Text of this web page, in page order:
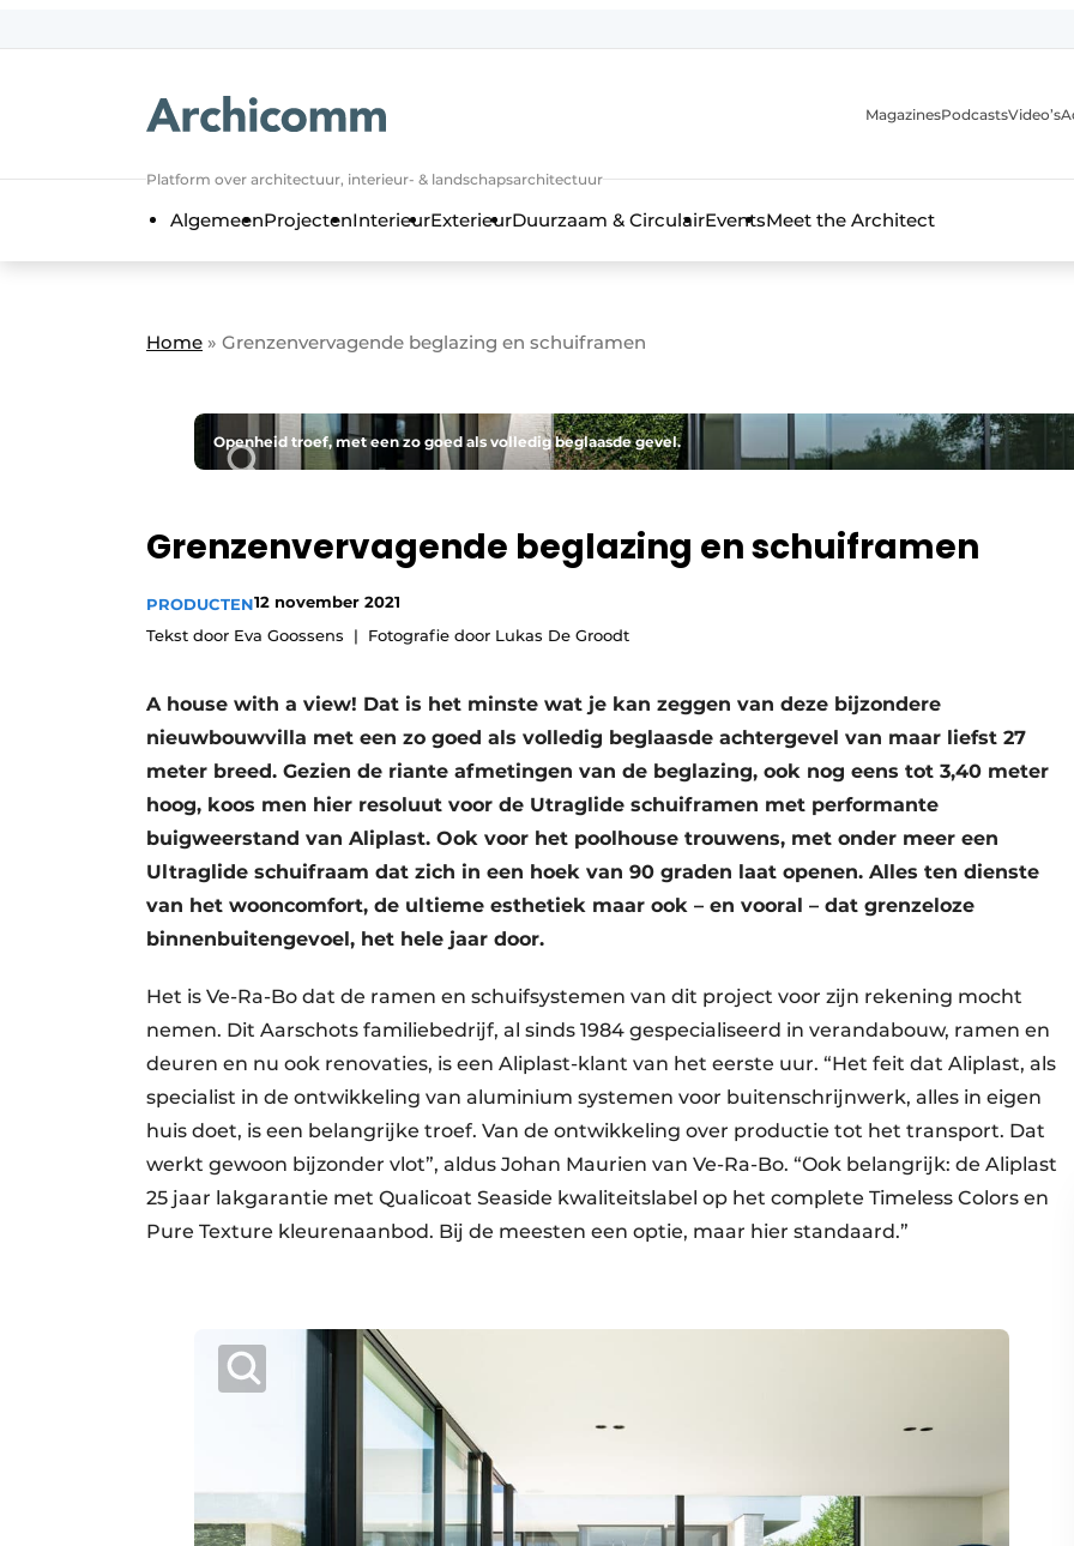
Platform over architectuur, interieur- & landschapsarchitectuur
MagazinesPodcastsVideo’s
AlgemeenProjectenInterieurExterieurDuurzaam & CirculairEventsMeet the Architect
Home » Grenzenvervagende beglazing en schuiframen
Openheid troef, met een zo goed als volledig beglaasde gevel.
Grenzenvervagende beglazing en schuiframen
PRODUCTEN12 november 2021
Tekst door Eva Goossens
Fotografie door Lukas De Groodt
A house with a view! Dat is het minste wat je kan zeggen van deze bijzondere
nieuwbouwvilla met een zo goed als volledig beglaasde achtergevel van maar liefst 27
meter breed. Gezien de riante afmetingen van de beglazing, ook nog eens tot 3,40 meter
hoog, koos men hier resoluut voor de Utraglide schuiframen met performante
buigweerstand van Aliplast. Ook voor het poolhouse trouwens, met onder meer een
Ultraglide schuifraam dat zich in een hoek van 90 graden laat openen. Alles ten dienste
van het wooncomfort, de ultieme esthetiek maar ook – en vooral – dat grenzeloze
binnenbuitengevoel, het hele jaar door.
Het is Ve-Ra-Bo dat de ramen en schuifsystemen van dit project voor zijn rekening mocht
nemen. Dit Aarschots familiebedrijf, al sinds 1984 gespecialiseerd in verandabouw, ramen en
deuren en nu ook renovaties, is­ een Aliplast-klant van het eerste uur. “Het feit dat Aliplast, als
specialist in de ontwikkeling van aluminium systemen voor buitenschrijnwerk, alles in eigen
huis doet, is een belangrijke troef. Van de ontwikkeling over productie tot het transport. Dat
werkt gewoon bijzonder vlot”, aldus Johan Maurien van Ve-Ra-Bo. “Ook belangrijk: de Aliplast
25 jaar lakgarantie met Qualicoat Seaside kwaliteitslabel op het complete Timeless Colors en
Pure Texture kleurenaanbod. Bij de meesten een optie, maar hier standaard.”